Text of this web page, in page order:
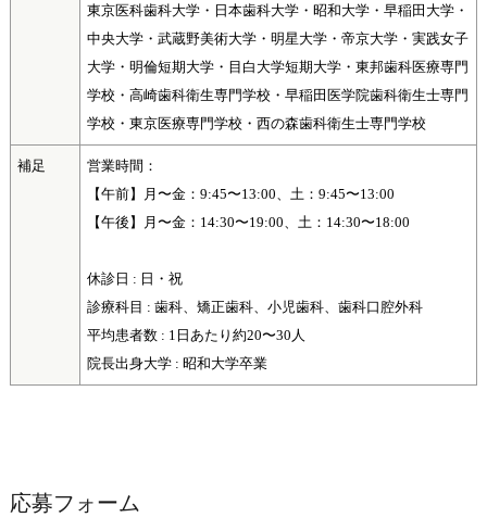
東京医科歯科大学・日本歯科大学・昭和大学・早稲田大学・
中央大学・武蔵野美術大学・明星大学・帝京大学・実践女子
大学・明倫短期大学・目白大学短期大学・東邦歯科医療専門
学校・高崎歯科衛生専門学校・早稲田医学院歯科衛生士専門
学校・東京医療専門学校・西の森歯科衛生士専門学校
補足
営業時間：
【午前】月〜金：9:45〜13:00、土：9:45〜13:00
【午後】月〜金：14:30〜19:00、土：14:30〜18:00
休診日 : 日・祝
診療科目 : 歯科、矯正歯科、小児歯科、歯科口腔外科
平均患者数 : 1日あたり約20〜30人
院長出身大学 : 昭和大学卒業
応募フォーム